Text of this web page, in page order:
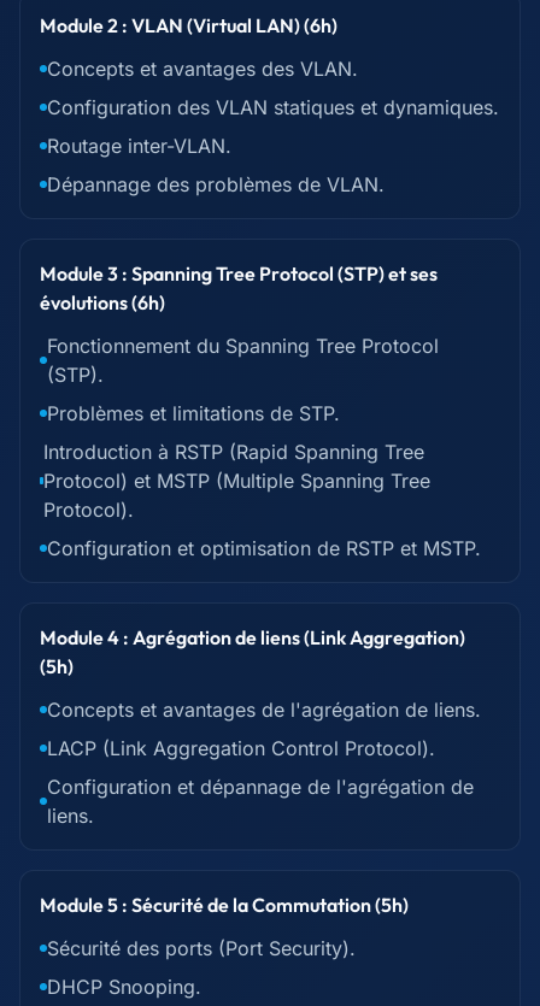
Module 2 : VLAN (Virtual LAN) (6h)
Concepts et avantages des VLAN.
Configuration des VLAN statiques et dynamiques.
Routage inter-VLAN.
Dépannage des problèmes de VLAN.
Module 3 : Spanning Tree Protocol (STP) et ses
évolutions (6h)
Fonctionnement du Spanning Tree Protocol
(STP).
Problèmes et limitations de STP.
Introduction à RSTP (Rapid Spanning Tree
Protocol) et MSTP (Multiple Spanning Tree
Protocol).
Configuration et optimisation de RSTP et MSTP.
Module 4 : Agrégation de liens (Link Aggregation)
(5h)
Concepts et avantages de l'agrégation de liens.
LACP (Link Aggregation Control Protocol).
Configuration et dépannage de l'agrégation de
liens.
Module 5 : Sécurité de la Commutation (5h)
Sécurité des ports (Port Security).
DHCP Snooping.